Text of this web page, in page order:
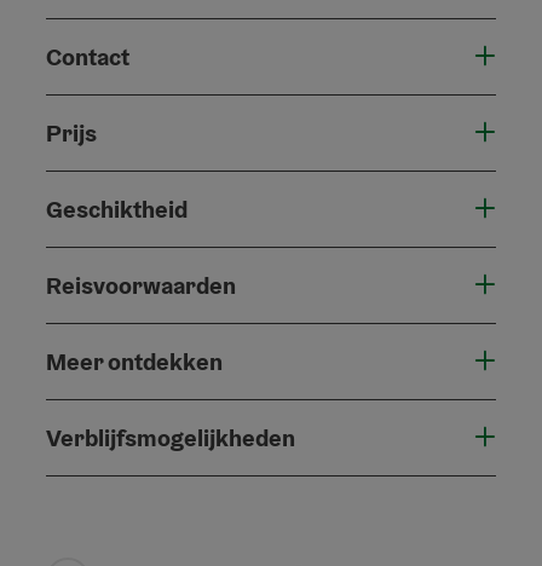
Contact
Prijs
Geschiktheid
Reisvoorwaarden
Meer ontdekken
Verblijfsmogelijkheden